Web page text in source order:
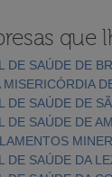
que
DE SAÚDE DE
MISERICÓRDIA
DE SAÚDE DE
DE SAÚDE DE
DE SAÚDE DA